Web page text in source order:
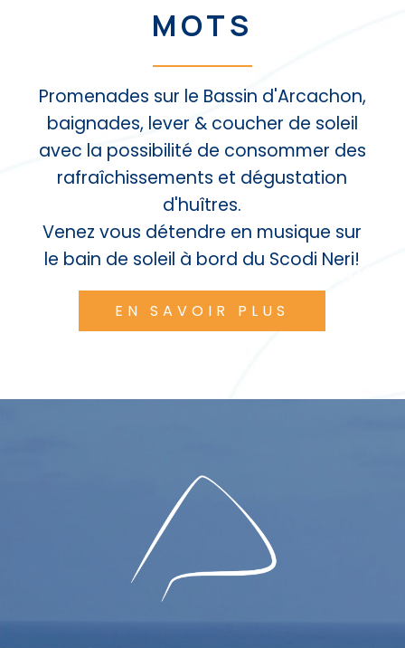
MOTS
Promenades sur le Bassin d'Arcachon,
baignades, lever & coucher de soleil
avec la possibilité de consommer des
rafraîchissements et dégustation
d'huîtres.
Venez vous détendre en musique sur
le bain de soleil à bord du Scodi Neri!
EN SAVOIR PLUS